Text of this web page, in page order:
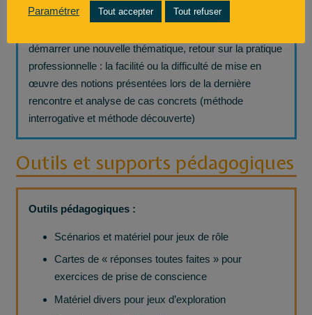
démarrer une nouvelle thématique, retour sur la pratique
professionnelle : la facilité ou la difficulté de mise en
œuvre des notions présentées lors de la dernière
rencontre et analyse de cas concrets (méthode
interrogative et méthode découverte)
Outils et supports pédagogiques
Outils pédagogiques :
Scénarios et matériel pour jeux de rôle
Cartes de « réponses toutes faites » pour
exercices de prise de conscience
Matériel divers pour jeux d’exploration
Paramétrer Tout accepter Tout refuser